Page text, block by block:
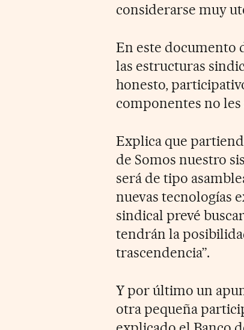
considerarse muy
En este documento
las estructuras
honesto,
componentes no les
Explica que
de Somos nuestro
será de tipo
nuevas tecnologías
sindical prevé
tendrán la
trascendencia”.
Y por último un
otra pequeña